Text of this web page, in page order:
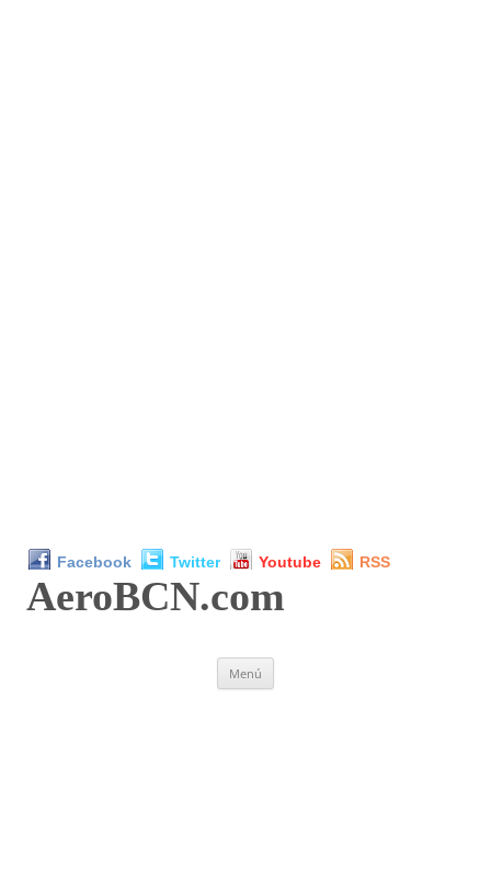
Facebook Twitter Youtube RSS
AeroBCN.com
Menú